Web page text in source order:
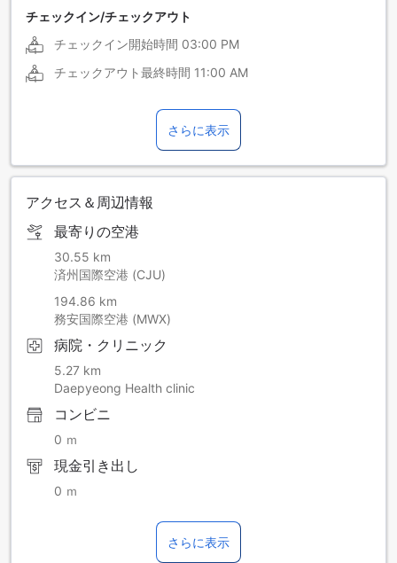
チェックイン/チェックアウト
チェックイン開始時間 03:00 PM
チェックアウト最終時間 11:00 AM
さらに表示
アクセス＆周辺情報
最寄りの空港
30.55 km
済州国際空港 (CJU)
194.86 km
務安国際空港 (MWX)
病院・クリニック
5.27 km
Daepyeong Health clinic
コンビニ
0 ｍ
現金引き出し
0 ｍ
さらに表示